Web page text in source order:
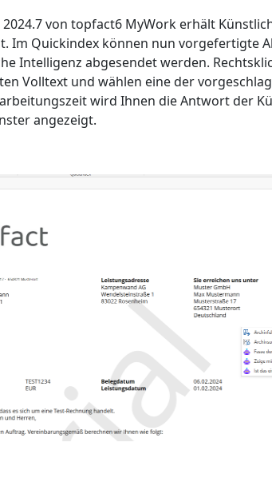
von topfact6 MyWork erhält
Im Quickindex können nun vorgefertigte
Intelligenz abgesendet werden.
Volltext und wählen eine der
wird Ihnen die Antwort der
angezeigt.